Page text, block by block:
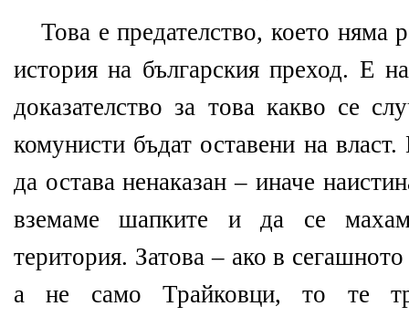
Това е предателство, което няма
история на българския преход. Е
доказателство за това какво се
комунисти бъдат оставени на
да остава ненаказан – иначе
вземаме шапките и да се
територия. Затова – ако в
а не само Трайковци, то те